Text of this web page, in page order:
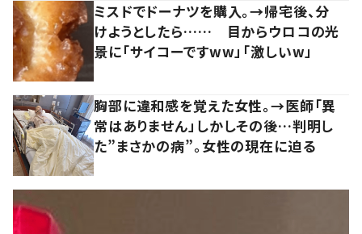
ミスドでドーナツを購入。→帰宅後、分
けようとしたら…… 目からウロコの光
景に「サイコーですww」「激しいw」
胸部に違和感を覚えた女性。→医師「異
常はありません」しかしその後…判明し
た”まさかの病”。女性の現在に迫る